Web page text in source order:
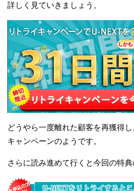
詳しく見ていきましょう。
どうやら一度離れた顧客を再獲得
キャンペーンのようです。
さらに読み進めて行くと今回の特典